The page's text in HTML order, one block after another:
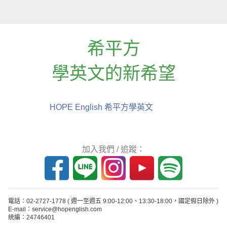
希平方
學英文的新希望
HOPE English 希平方學英文
加入我們 / 追蹤：
電話：02-2727-1778 ( 週一至週五 9:00-12:00、13:30-18:00，國定假日除外 )
E-mail：service@hopenglish.com
統編：24746401